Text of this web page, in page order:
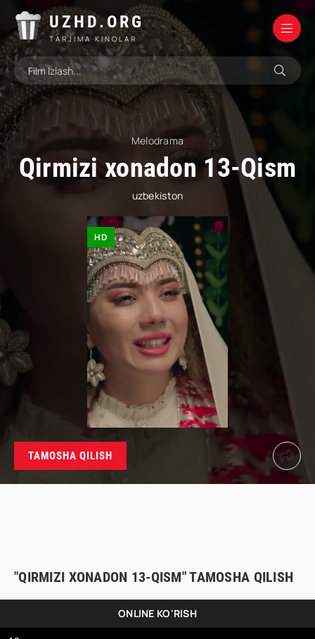
UZHD.ORG
TARJIMA KINOLAR
Melodrama
Qirmizi xonadon 13-Qism
uzbekiston
HD
TAMOSHA QILISH
"QIRMIZI XONADON 13-QISM" TAMOSHA QILISH
ONLINE KO'RISH